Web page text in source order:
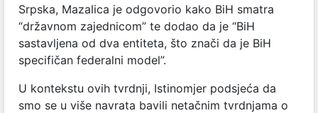
Srpska, Mazalica je odgovorio kako BiH smatra
“državnom zajednicom” te dodao da je “BiH
sastavljena od dva entiteta, što znači da je BiH
specifičan federalni model”.
U kontekstu ovih tvrdnji, Istinomjer podsjeća da
smo se u više navrata bavili netačnim tvrdnjama o